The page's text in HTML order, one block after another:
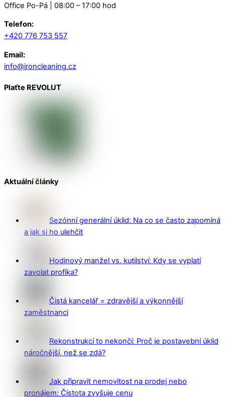
Office Po-Pá | 08:00 – 17:00 hod
Telefon:
+420 776 753 557
Email:
info@ironcleaning.cz
Plaťte REVOLUT
Aktuální články
Sezónní generální úklid: Na co se často zapomíná
a jak si ho ulehčit
Hodinový manžel vs. kutilství: Kdy se vyplatí
zavolat profíka?
Čistá kancelář = zdravější a výkonnější
zaměstnanci
Rekonstrukcí to nekončí: Proč je postavební úklid
náročnější, než se zdá?
Jak připravit nemovitost na prodej nebo
pronájem: Čistota zvyšuje cenu